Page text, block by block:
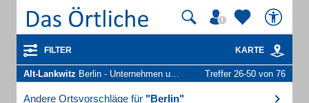
FILTER KARTE
Alt-Lankwitz Berlin - Unternehmen und Personen Treffer 26-50 von 76
Andere Ortsvorschläge für "Berlin"